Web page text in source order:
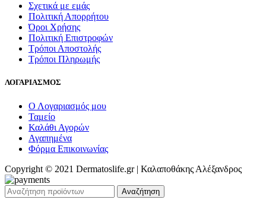
Σχετικά με εμάς
Πολιτική Απορρήτου
Όροι Χρήσης
Πολιτική Επιστροφών
Τρόποι Αποστολής
Τρόποι Πληρωμής
ΛΟΓΑΡΙΑΣΜΟΣ
Ο Λογαριασμός μου
Ταμείο
Καλάθι Αγορών
Αγαπημένα
Φόρμα Επικοινωνίας
Copyright © 2021 Dermatoslife.gr | Καλαποθάκης Αλέξανδρος
Αναζήτηση